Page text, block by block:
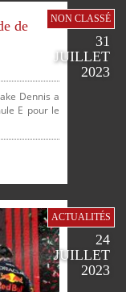
NON CLASSÉ
31
JUILLET
2023
de
Dennis a
E pour le
ACTUALITÉS
24
JUILLET
2023